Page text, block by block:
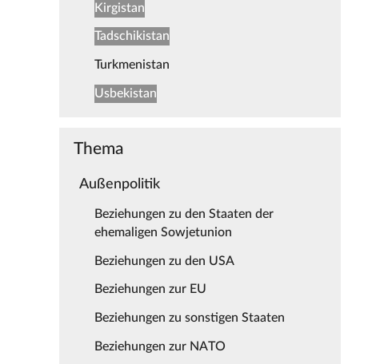
Kirgistan
Tadschikistan
Turkmenistan
Usbekistan
Thema
Außenpolitik
Beziehungen zu den Staaten der
ehemaligen Sowjetunion
Beziehungen zu den USA
Beziehungen zur EU
Beziehungen zu sonstigen Staaten
Beziehungen zur NATO